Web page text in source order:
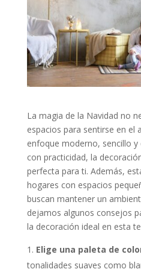
La magia de la Navidad no
espacios para sentirse en el
enfoque moderno, sencillo y
con practicidad, la
perfecta para ti. Además,
hogares con espacios
buscan mantener un
dejamos algunos consejos
la decoración ideal en esta
Elige una paleta de
tonalidades suaves como